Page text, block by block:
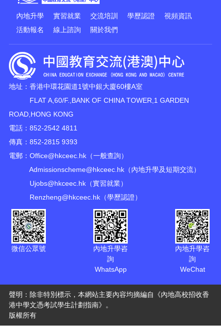
內地升學 實習就業 交流培訓 學歷認證
視頻資訊
活動報名
線上諮詢 關於我們
地址：香港中環花園道1號中銀大廈60樓A室
FLAT A,60/F.,BANK OF CHINA TOWER,1 GARDEN
ROAD,HONG KONG
電話：852-2542 4811
傳真：852-2815 9393
電郵： Office@hkceec.hk（一般查詢）
Admissionscheme@hkceec.hk（內地升學及短期交流）
Ujobs@hkceec.hk（實習就業）
Renzheng@hkceec.hk（學歷認證）
微信公眾號
內地升學咨
詢
WhatsApp
內地升學咨
詢
WeChat
聲明：除非特別標示，本網站主要內容均摘編自《內地高校招收香
港中學文憑考試學生計劃指南》。
版權所有